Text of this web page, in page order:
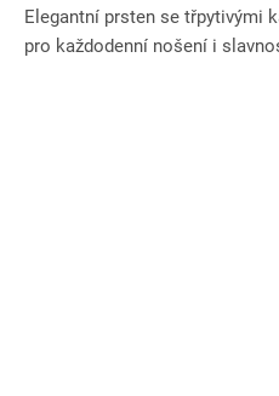
Elegantní prsten se třpytivými
pro každodenní nošení i